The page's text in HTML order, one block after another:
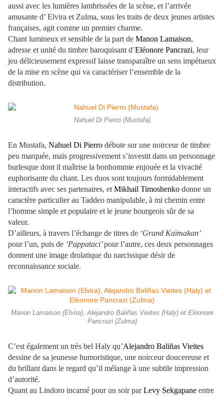
aussi avec les lumières lambrissées de la scène, et l’arrivée
amusante d’ Elvira et Zulma, sous les traits de deux jeunes artistes
françaises, agit comme un premier charme.
Chant lumineux et sensible de la part de Manon Lamaison,
adresse et unité du timbre baroquisant d’Eléonore Pancrazi, leur
jeu délicieusement expressif laisse transparaître un sens impétueux
de la mise en scène qui va caractériser l’ensemble de la
distribution.
Nahuel Di Pierro (Mustafa)
En Mustafa, Nahuel Di Pierro débute sur une noirceur de timbre
peu marquée, mais progressivement s’investit dans un personnage
burlesque dont il maîtrise la bonhommie enjouée et la vivacité
euphorisante du chant. Les duos sont toujours formidablement
interactifs avec ses partenaires, et Mikhail Timoshenko donne un
caractère particulier au Taddeo manipulable, à mi chemin entre
l’homme simple et populaire et le jeune bourgeois sûr de sa
valeur.
D’ailleurs, à travers l’échange de titres de ‘Grand Kaïmakan’
pour l’un, puis de ‘Pappataci’pour l’autre, ces deux personnages
donnent une image drolatique du narcissique désir de
reconnaissance sociale.
Manon Lamaison (Elvira), Alejandro Baliñas Vieites (Haly) et Eléonore
Pancrazi (Zulma)
C’est également un très bel Haly qu’Alejandro Baliñas Vieites
dessine de sa jeunesse humoristique, une noirceur doucereuse et
du brillant dans le regard qu’il mélange à une subtile impression
d’autorité.
Quant au Lindoro incarné pour un soir parLevy Sekgapane entre